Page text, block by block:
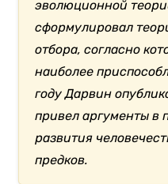
эволюционной
сформулировал
отбора, согласно
наиболее
году Дарвин
привел аргументы в
развития
предков.